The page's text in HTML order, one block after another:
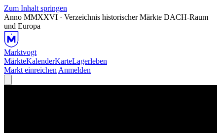
Zum Inhalt springen
Anno MMXXVI · Verzeichnis historischer Märkte DACH-Raum
und Europa
Marktvogt
MärkteKalenderKarteLagerleben
Markt einreichen Anmelden